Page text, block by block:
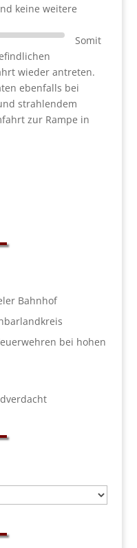
keine weitere
Somit
wieder antreten.
ebenfalls bei
strahlendem
zur Rampe in
Bahnhof
bei hohen